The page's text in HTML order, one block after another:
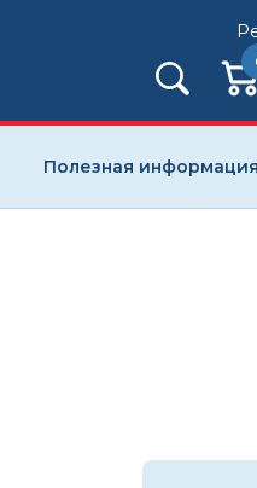
Полезная информация